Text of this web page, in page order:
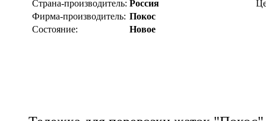
Страна-производитель: Россия
Фирма-производитель: Покос
Состояние:
Новое